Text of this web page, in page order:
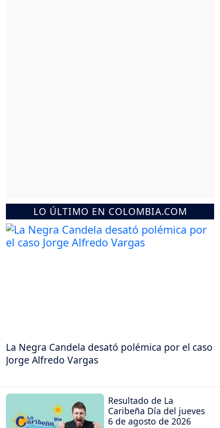
LO ÚLTIMO EN COLOMBIA.COM
La Negra Candela desató polémica por el caso
Jorge Alfredo Vargas
Resultado de La
Caribeña Día del jueves
6 de agosto de 2026